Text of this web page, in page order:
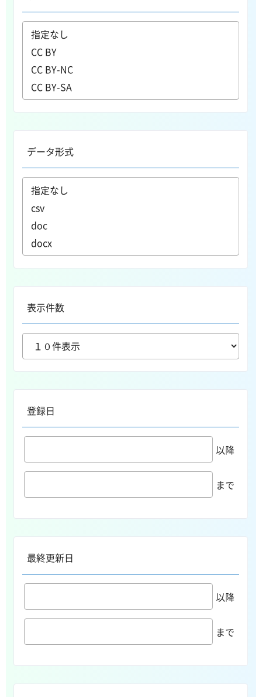
データ形式
表示件数
登録日
以降
まで
最終更新日
以降
まで